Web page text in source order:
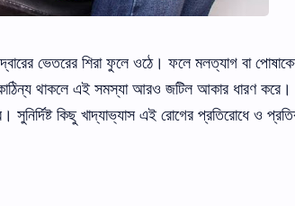
ভেতরের শিরা ফুলে ওঠে। ফলে মলত্যাগ বা
থাকলে এই সমস্যা আরও জটিল আকার ধারণ করে।
কিছু খাদ্যাভ্যাস এই রোগের প্রতিরোধে ও